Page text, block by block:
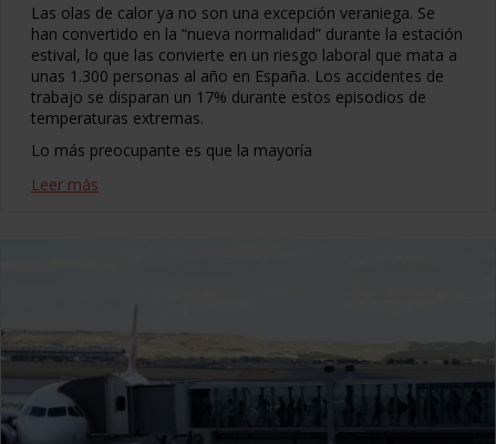
Las olas de calor ya no son una excepción veraniega. Se
han convertido en la “nueva normalidad” durante la estación
estival, lo que las convierte en un riesgo laboral que mata a
unas 1.300 personas al año en España. Los accidentes de
trabajo se disparan un 17% durante estos episodios de
temperaturas extremas.
Lo más preocupante es que la mayoría
Leer más